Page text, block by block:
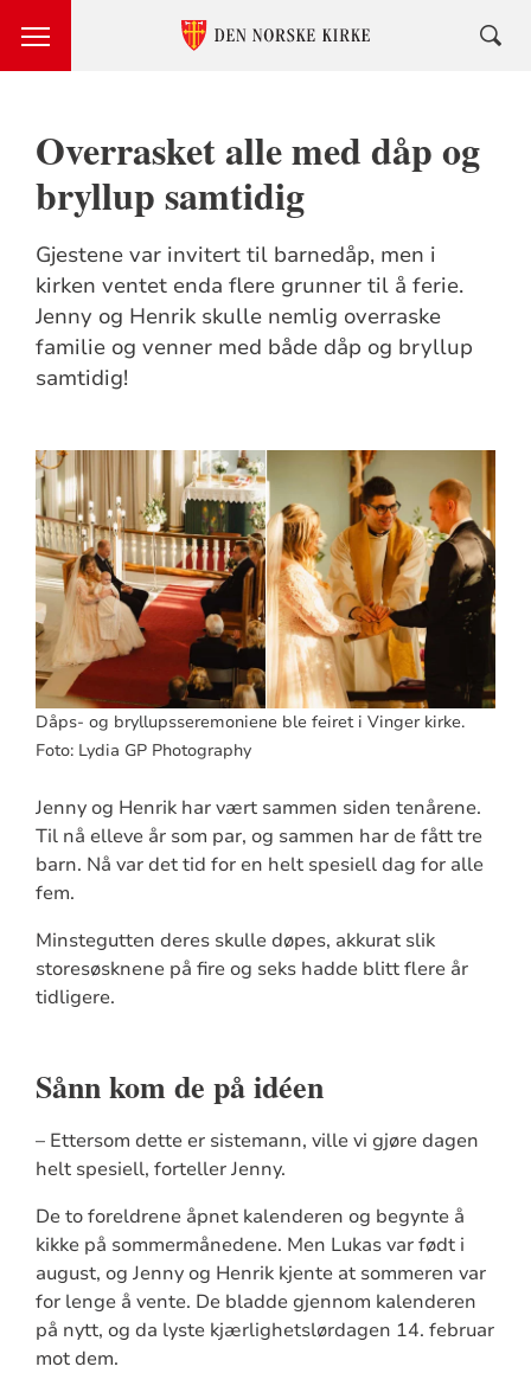
Overrasket alle med dåp og
bryllup samtidig
Gjestene var invitert til barnedåp, men i
kirken ventet enda flere grunner til å ferie.
Jenny og Henrik skulle nemlig overraske
familie og venner med både dåp og bryllup
samtidig!
Dåps- og bryllupsseremoniene ble feiret i Vinger kirke.
Foto: Lydia GP Photography
Jenny og Henrik har vært sammen siden tenårene.
Til nå elleve år som par, og sammen har de fått tre
barn. Nå var det tid for en helt spesiell dag for alle
fem.
Minstegutten deres skulle døpes, akkurat slik
storesøsknene på fire og seks hadde blitt flere år
tidligere.
Sånn kom de på idéen
– Ettersom dette er sistemann, ville vi gjøre dagen
helt spesiell, forteller Jenny.
De to foreldrene åpnet kalenderen og begynte å
kikke på sommermånedene. Men Lukas var født i
august, og Jenny og Henrik kjente at sommeren var
for lenge å vente. De bladde gjennom kalenderen
på nytt, og da lyste kjærlighetslørdagen 14. februar
mot dem.